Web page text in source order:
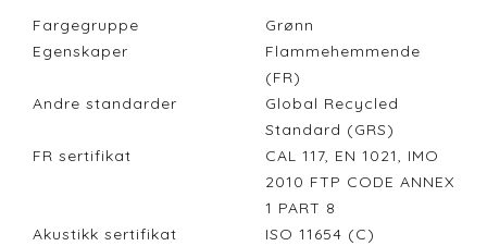
Fargegruppe
Grønn
Egenskaper
Flammehemmende
(FR)
Andre standarder
Global Recycled
Standard (GRS)
FR sertifikat
CAL 117, EN 1021, IMO
2010 FTP CODE ANNEX
1 PART 8
Akustikk sertifikat
ISO 11654 (C)